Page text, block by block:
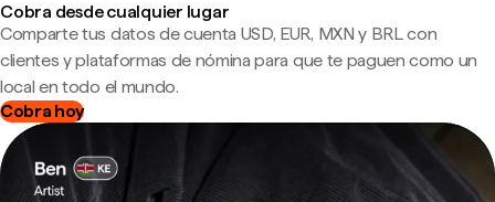
Cobra desde cualquier lugar
Comparte tus datos de cuenta USD, EUR, MXN y BRL con
clientes y plataformas de nómina para que te paguen como un
local en todo el mundo.
Cobra hoy